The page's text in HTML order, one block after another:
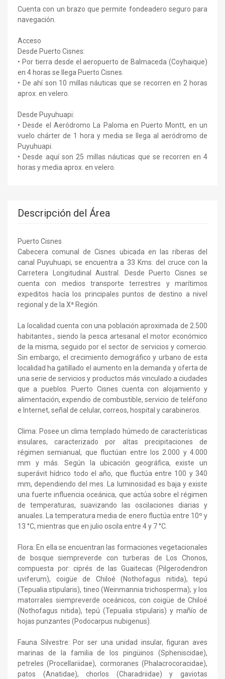
Cuenta con un brazo que permite fondeadero seguro para
navegación.
Acceso
Desde Puerto Cisnes:
• Por tierra desde el aeropuerto de Balmaceda (Coyhaique)
en 4 horas se llega Puerto Cisnes.
• De ahí son 10 millas náuticas que se recorren en 2 horas
aprox. en velero.
Desde Puyuhuapi:
• Desde el Aeródromo La Paloma en Puerto Montt, en un
vuelo chárter de 1 hora y media se llega al aeródromo de
Puyuhuapi.
• Desde aquí son 25 millas náuticas que se recorren en 4
horas y media aprox. en velero.
Descripción del Área
Puerto Cisnes
Cabecera comunal de Cisnes ubicada en las riberas del
canal Puyuhuapi, se encuentra a 33 Kms. del cruce con la
Carretera Longitudinal Austral. Desde Puerto Cisnes se
cuenta con medios transporte terrestres y marítimos
expeditos hacía los principales puntos de destino a nivel
regional y de la Xª Región.
La localidad cuenta con una población aproximada de 2.500
habitantes., siendo la pesca artesanal el motor económico
de la misma, seguido por el sector de servicios y comercio.
Sin embargo, el crecimiento demográfico y urbano de esta
localidad ha gatillado el aumento en la demanda y oferta de
una serie de servicios y productos más vinculado a ciudades
que a pueblos. Puerto Cisnes cuenta con alojamiento y
alimentación, expendio de combustible, servicio de teléfono
e Internet, señal de celular, correos, hospital y carabineros.
Clima: Posee un clima templado húmedo de características
insulares, caracterizado por altas precipitaciones de
régimen semianual, que fluctúan entre los 2.000 y 4.000
mm y más. Según la ubicación geográfica, existe un
superávit hídrico todo el año, que fluctúa entre 100 y 340
mm, dependiendo del mes. La luminosidad es baja y existe
una fuerte influencia oceánica, que actúa sobre el régimen
de temperaturas, suavizando las oscilaciones diarias y
anuales. La temperatura media de enero fluctúa entre 10º y
13 °C, mientras que en julio oscila entre 4 y 7 °C.
Flora: En ella se encuentran las formaciones vegetacionales
de bosque siempreverde con turberas de Los Chonos,
compuesta por: ciprés de las Guaitecas (Pilgerodendron
uviferum), coigüe de Chiloé (Nothofagus nitida), tepú
(Tepualia stipularis), tineo (Weinmannia trichosperma); y los
matorrales siempreverde oceánicos, con coigüe de Chiloé
(Nothofagus nitida), tepú (Tepualia stipularis) y mañío de
hojas punzantes (Podocarpus nubigenus).
Fauna Silvestre: Por ser una unidad insular, figuran aves
marinas de la familia de los pingüinos (Spheniscidae),
petreles (Procellariidae), cormoranes (Phalacrocoracidae),
patos (Anatidae), chorlos (Charadriidae) y gaviotas